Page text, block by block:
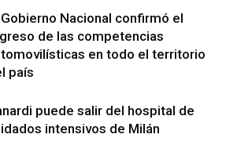
Nacional confirmó el
de las competencias
en todo el territorio
país
puede salir del hospital de
intensivos de Milán